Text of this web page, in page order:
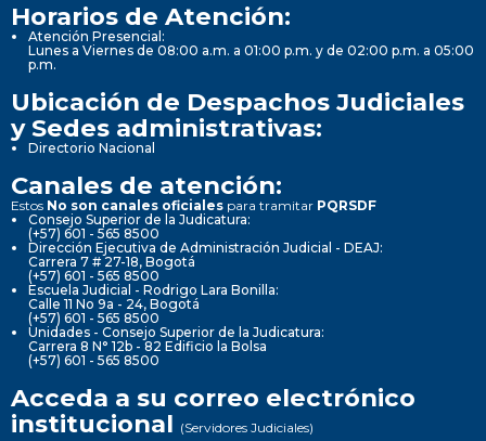
Horarios de Atención:
Atención Presencial:
Lunes a Viernes de 08:00 a.m. a 01:00 p.m. y de 02:00 p.m. a 05:00
p.m.
Ubicación de Despachos Judiciales
y Sedes administrativas:
Directorio Nacional
Canales de atención:
Estos No son canales oficiales para tramitar PQRSDF
Consejo Superior de la Judicatura:
(+57) 601 - 565 8500
Dirección Ejecutiva de Administración Judicial - DEAJ:
Carrera 7 # 27-18, Bogotá
(+57) 601 - 565 8500
Escuela Judicial - Rodrigo Lara Bonilla:
Calle 11 No 9a - 24, Bogotá
(+57) 601 - 565 8500
Unidades - Consejo Superior de la Judicatura:
Carrera 8 N° 12b - 82 Edificio la Bolsa
(+57) 601 - 565 8500
Acceda a su correo electrónico
institucional (Servidores Judiciales)